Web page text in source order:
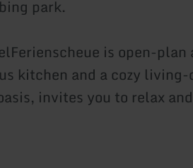
park.
is open-
kitchen and a cozy
invites you to relax